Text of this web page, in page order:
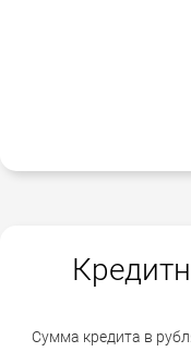
Сумма кредита в